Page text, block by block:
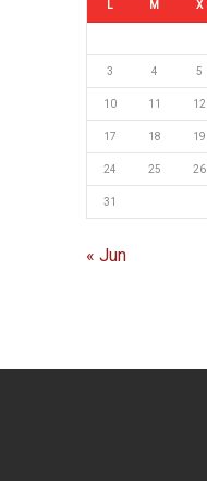
L M X
3 4 5
10 11 12
17 18 19
24 25 26
31
« Jun